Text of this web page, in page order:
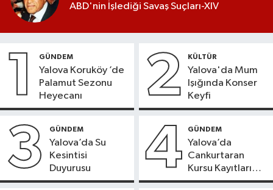
ABD'nin İşlediği Savaş Suçları-XIV
1 GÜNDEM
Yalova Koruköy ’de
Palamut Sezonu
Heyecanı
2 KÜLTÜR
Yalova'da Mum
Işığında Konser
Keyfi
3 GÜNDEM
Yalova’da Su
Kesintisi
Duyurusu
4 GÜNDEM
Yalova’da
Cankurtaran
Kursu Kayıtları
Başladı